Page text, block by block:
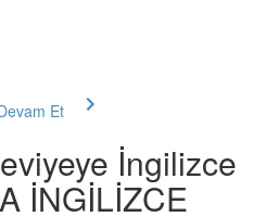
Et
İngilizce
İNGİLİZCE